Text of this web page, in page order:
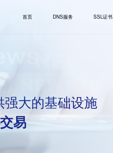
首页 DNS服务 SSL证书
强大的基础设施
易